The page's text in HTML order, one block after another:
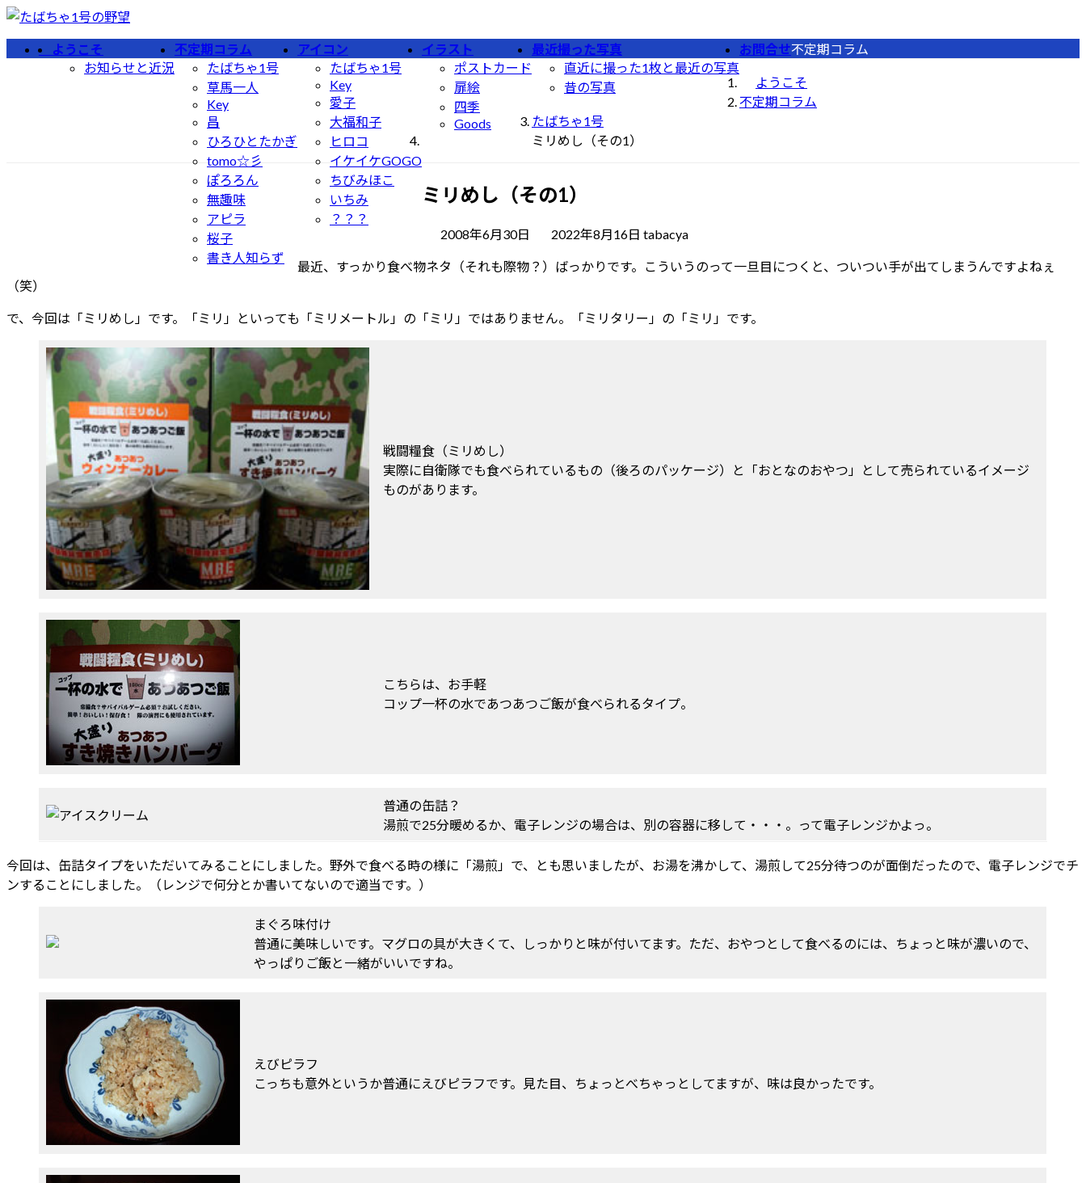
コ
ン
テ
ナ
ビ
ゲ
ようこそ
お知らせと近況
不定期コラム
たばちゃ1号
草馬一人
Key
昌
ひろひとたかぎ
tomo☆彡
ぽろろん
無趣味
アピラ
桜子
書き人知らず
アイコン
たばちゃ1号
Key
愛子
大福和子
ヒロコ
イケイケGOGO
ちびみほこ
いちみ
？？？
イラスト
ポストカード
扉絵
四季
Goods
最近撮った写真
直近に撮った1枚と最近の写真
昔の写真
お問合せ不定期コラム
ようこそ
不定期コラム
たばちゃ1号
ミリめし（その1）
ミリめし（その1）
2008年6月30日
最
更
日
2022年8月16日 tabacya
最近、すっかり食べ物ネタ（それも際物？）ばっかりです。こういうのって一旦目につくと、ついつい手が出てしまうんですよねぇ
（笑）
で、今回は「ミリめし」です。「ミリ」といっても「ミリメートル」の「ミリ」ではありません。「ミリタリー」の「ミリ」です。
戦闘糧食（ミリめし）
実際に自衛隊でも食べられているもの（後ろのパッケージ）と「おとなのおやつ」として売られているイメージ
ものがあります。
こちらは、お手軽
コップ一杯の水であつあつご飯が食べられるタイプ。
普通の缶詰？
湯煎で25分暖めるか、電子レンジの場合は、別の容器に移して・・・。って電子レンジかよっ。
今回は、缶詰タイプをいただいてみることにしました。野外で食べる時の様に「湯煎」で、とも思いましたが、お湯を沸かして、湯煎して25分待つのが面倒だったので、電子レンジでチ
ンすることにしました。（レンジで何分とか書いてないので適当です。）
まぐろ味付け
普通に美味しいです。マグロの具が大きくて、しっかりと味が付いてます。ただ、おやつとして食べるのには、ちょっと味が濃いので、
やっぱりご飯と一緒がいいですね。
えびピラフ
こっちも意外というか普通にえびピラフです。見た目、ちょっとべちゃっとしてますが、味は良かったです。